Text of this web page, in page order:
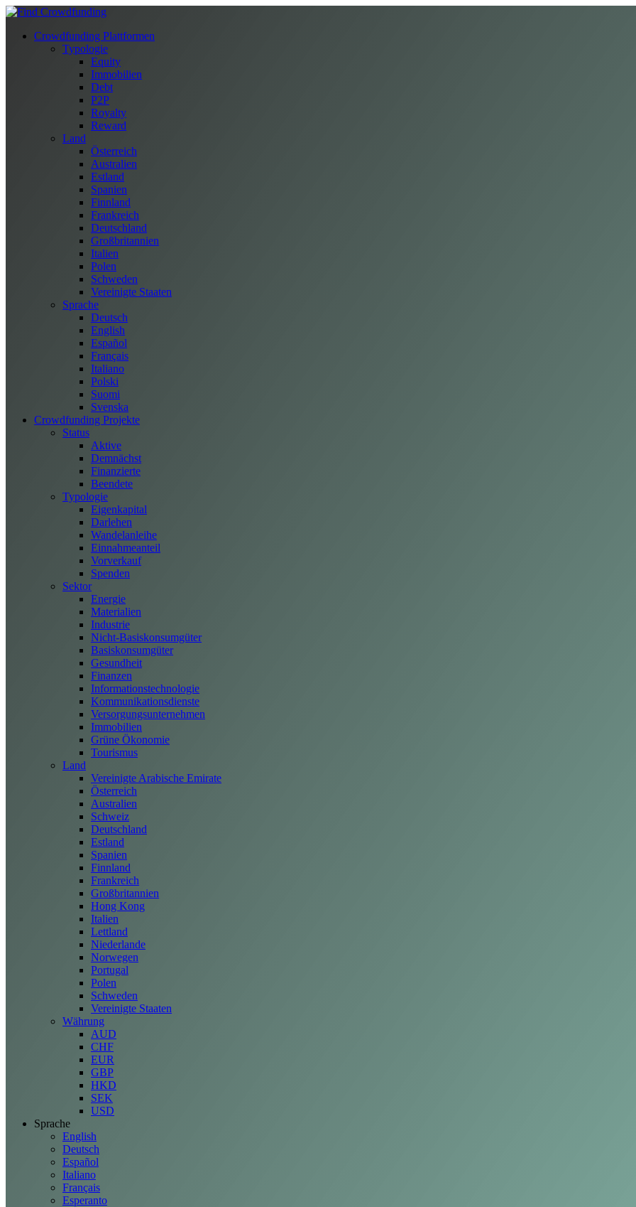
Crowdfunding Plattformen
Typologie
Equity
Immobilien
Debt
P2P
Royalty
Reward
Land
Österreich
Australien
Estland
Spanien
Finnland
Frankreich
Deutschland
Großbritannien
Italien
Polen
Schweden
Vereinigte Staaten
Sprache
Deutsch
English
Español
Français
Italiano
Polski
Suomi
Svenska
Crowdfunding Projekte
Status
Aktive
Demnächst
Finanzierte
Beendete
Typologie
Eigenkapital
Darlehen
Wandelanleihe
Einnahmeanteil
Vorverkauf
Spenden
Sektor
Energie
Materialien
Industrie
Nicht-Basiskonsumgüter
Basiskonsumgüter
Gesundheit
Finanzen
Informationstechnologie
Kommunikationsdienste
Versorgungsunternehmen
Immobilien
Grüne Ökonomie
Tourismus
Land
Vereinigte Arabische Emirate
Österreich
Australien
Schweiz
Deutschland
Estland
Spanien
Finnland
Frankreich
Großbritannien
Hong Kong
Italien
Lettland
Niederlande
Norwegen
Portugal
Polen
Schweden
Vereinigte Staaten
Währung
AUD
CHF
EUR
GBP
HKD
SEK
USD
Sprache
English
Deutsch
Español
Italiano
Français
Esperanto